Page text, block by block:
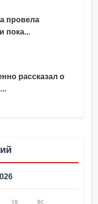
рассказал о
провела
пока...
СБ ВС